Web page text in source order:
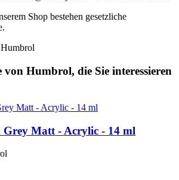
Shop bestehen gesetzliche
Humbrol, die Sie interessieren
Grey Matt - Acrylic - 14 ml